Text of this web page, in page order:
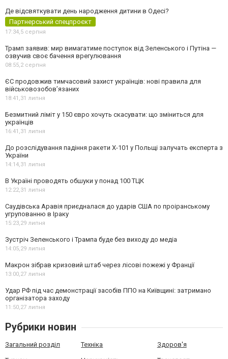
Де відсвяткувати день народження дитини в Одесі?
Партнерський спецпроєкт
17:34,5 серпня
Трамп заявив: мир вимагатиме поступок від Зеленського і Путіна —
озвучив своє бачення врегулювання
08:55,2 серпня
ЄС продовжив тимчасовий захист українців: нові правила для
військовозобов’язаних
18:41,31 липня
Безмитний ліміт у 150 євро хочуть скасувати: що зміниться для
українців
16:41,31 липня
До розслідування падіння ракети Х-101 у Польщі залучать експерта з
України
14:14,31 липня
В Україні проводять обшуки у понад 100 ТЦК
12:22,31 липня
Саудівська Аравія приєдналася до ударів США по проіранському
угрупованню в Іраку
15:23,29 липня
Зустріч Зеленського і Трампа буде без виходу до медіа
14:05,29 липня
Макрон зібрав кризовий штаб через лісові пожежі у Франції
13:00,27 липня
Удар РФ під час демонстрації засобів ППО на Київщині: затримано
організатора заходу
11:50,27 липня
Рубрики новин
Загальний розділ Техніка Здоров'я